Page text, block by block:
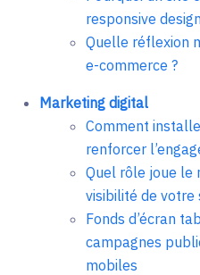
responsive
Quelle réflexion
e-commerce ?
Marketing digital
Comment
renforcer
Quel rôle joue le
visibilité de votre
Fonds d’écran
campagnes
mobiles